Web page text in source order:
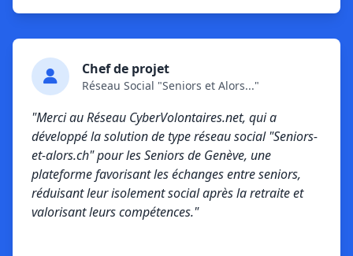
Chef de projet
Réseau Social "Seniors et Alors..."
"Merci au Réseau CyberVolontaires.net, qui a
développé la solution de type réseau social "Seniors-
et-alors.ch" pour les Seniors de Genève, une
plateforme favorisant les échanges entre seniors,
réduisant leur isolement social après la retraite et
valorisant leurs compétences."